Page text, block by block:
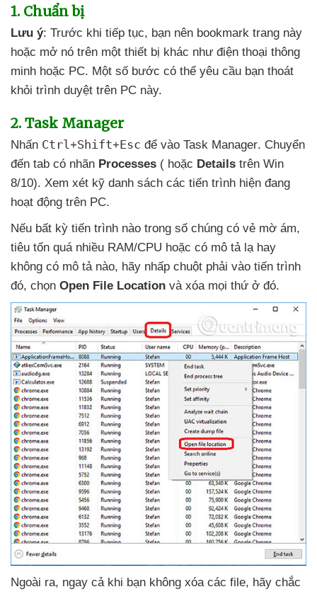
1. Chuẩn bị
Lưu ý: Trước khi tiếp tục, bạn nên bookmark trang này
hoặc mở nó trên một thiết bị khác như điện thoại thông
minh hoặc PC. Một số bước có thể yêu cầu bạn thoát
khỏi trình duyệt trên PC này.
2. Task Manager
Nhấn Ctrl +Shift+Esc để vào Task Manager. Chuyển
đến tab có nhãn Processes ( hoặc Details trên Win
8/10). Xem xét kỹ danh sách các tiến trình hiện đang
hoạt động trên PC.
Nếu bất kỳ tiến trình nào trong số chúng có vẻ mờ ám,
tiêu tốn quá nhiều RAM/CPU hoặc có mô tả lạ hay
không có mô tả nào, hãy nhấp chuột phải vào tiến trình
đó, chọn Open File Location và xóa mọi thứ ở đó.
Ngoài ra, ngay cả khi bạn không xóa các file, hãy chắc